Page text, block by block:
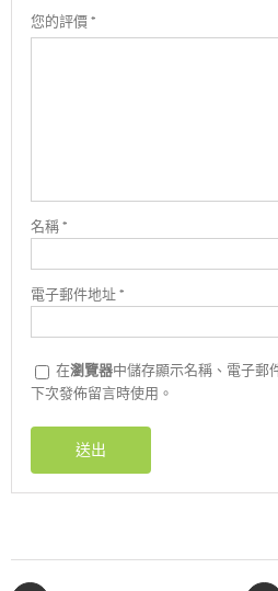
您的評價*
名稱*
電子郵件地址*
在瀏覽器中儲存顯示名稱、電子郵
下次發佈留言時使用。